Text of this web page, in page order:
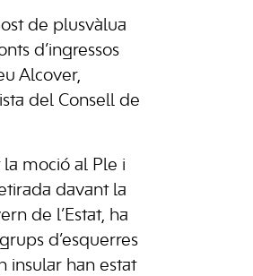
de plusvàlua
d’ingressos
Alcover,
del Consell de
moció al Ple i
davant la
de l’Estat, ha
d’esquerres
insular han estat